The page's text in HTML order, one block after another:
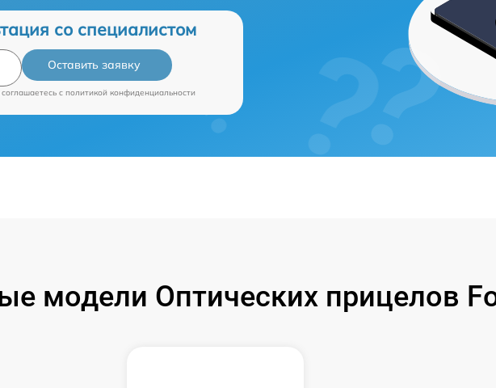
со специалистом
Оставить заявку
c политикой конфиденциальности
модели Оптических прицелов